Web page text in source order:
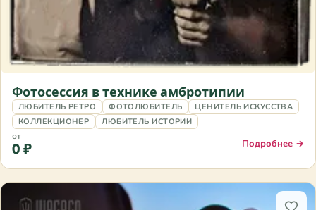
Фотосессия в технике амбротипии
ЛЮБИТЕЛЬ РЕТРО ФОТОЛЮБИТЕЛЬ
ЦЕНИТЕЛЬ ИСКУССТВА
КОЛЛЕКЦИОНЕР
ЛЮБИТЕЛЬ ИСТОРИИ
от
0 ₽ Подробнее →